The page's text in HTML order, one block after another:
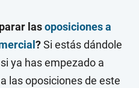
lasoposiciones a
?Si estás dándole
ya has empezado a
las oposiciones de este